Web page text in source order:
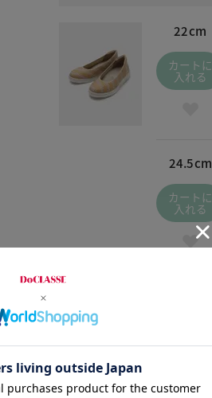
22cm
カートに
入れる
24.5cm
カートに
入れる
交換・返品はお気軽に！
△：残りわずか
～頃お届け：入荷次第、お届け。